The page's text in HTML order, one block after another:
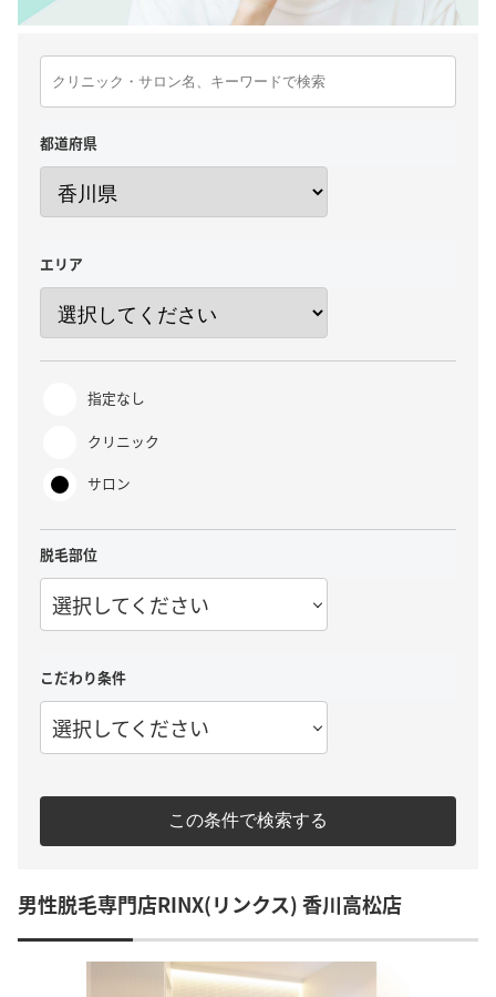
都道府県
エリア
指定なし
クリニック
サロン
脱毛部位
選択してください
こだわり条件
選択してください
この条件で検索する
男性脱毛専門店RINX(リンクス) 香川高松店